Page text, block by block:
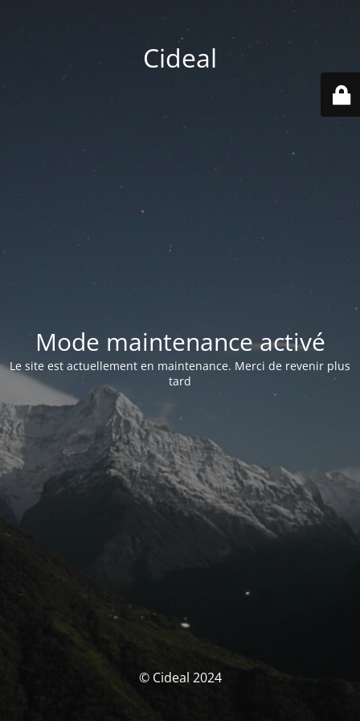
Cideal
Mode maintenance activé
Le site est actuellement en maintenance. Merci de revenir plus
tard
© Cideal 2024